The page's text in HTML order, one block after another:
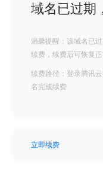
域名已过期
温馨提醒：该域名已
续费，续费后可恢复
续费路径：登录腾讯
名完成续费
立即续费